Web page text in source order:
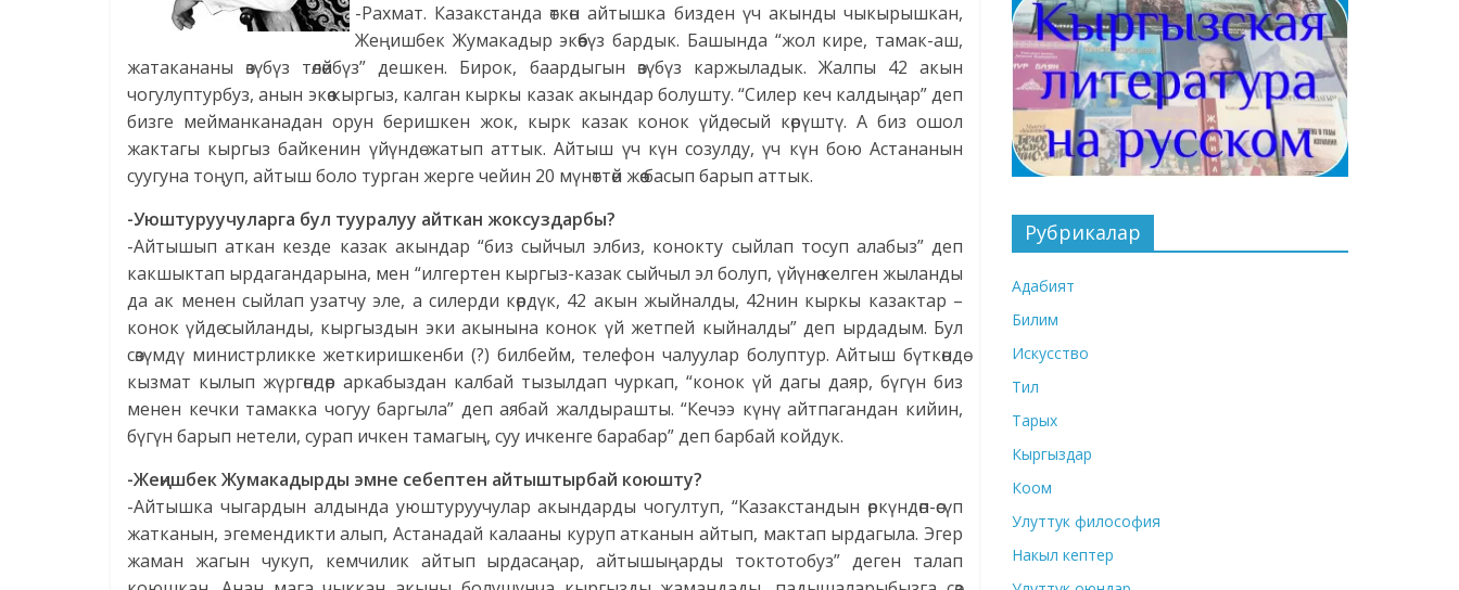
-Рахмат. Казакстанда өткөн айтышка бизден үч акынды чыкырышкан,
Жеңишбек Жумакадыр экөөбүз бардык. Башында “жол кире, тамак-аш,
жатакананы өзүбүз төлөйбүз” дешкен. Бирок, баардыгын өзүбүз каржыладык. Жалпы 42 акын
чогулуптурбуз, анын экөө кыргыз, калган кыркы казак акындар болушту. “Силер кеч калдыңар” деп
бизге мейманканадан орун беришкен жок, кырк казак конок үйдө сый көрүштү. А биз ошол
жактагы кыргыз байкенин үйүндө жатып аттык. Айтыш үч күн созулду, үч күн бою Астананын
суугуна тоңуп, айтыш боло турган жерге чейин 20 мүнөттөй жөө басып барып аттык.
-Уюштуруучуларга бул тууралуу айткан жоксуздарбы?
-Айтышып аткан кезде казак акындар “биз сыйчыл элбиз, конокту сыйлап тосуп алабыз” деп
какшыктап ырдагандарына, мен “илгертен кыргыз-казак сыйчыл эл болуп, үйүнө келген жыланды
да ак менен сыйлап узатчу эле, а силерди көрдүк, 42 акын жыйналды, 42нин кыркы казактар –
конок үйдө сыйланды, кыргыздын эки акынына конок үй жетпей кыйналды” деп ырдадым. Бул
сөзүмдү министрликке жеткиришкенби (?) билбейм, телефон чалуулар болуптур. Айтыш бүткөндө
кызмат кылып жүргөндөр аркабыздан калбай тызылдап чуркап, “конок үй дагы даяр, бүгүн биз
менен кечки тамакка чогуу баргыла” деп аябай жалдырашты. “Кечээ күнү айтпагандан кийин,
бүгүн барып нетели, сурап ичкен тамагың, суу ичкенге барабар” деп барбай койдук.
-Жеңишбек Жумакадырды эмне себептен айтыштырбай коюшту?
-Айтышка чыгардын алдында уюштуруучулар акындарды чогултуп, “Казакстандын өркүндөп-өсүп
жатканын, эгемендикти алып, Астанадай калааны куруп атканын айтып, мактап ырдагыла. Эгер
жаман жагын чукуп, кемчилик айтып ырдасаңар, айтышыңарды токтотобуз” деген талап
Рубрикалар
Адабият
Билим
Искусство
Тил
Тарых
Кыргыздар
Коом
Улуттук философия
Накыл кептер